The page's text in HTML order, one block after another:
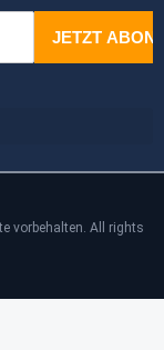
vorbehalten. All rights